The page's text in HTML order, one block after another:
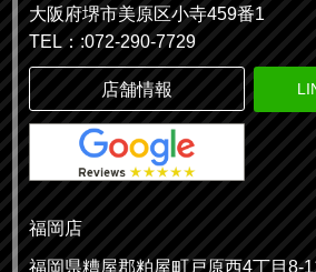
大阪府堺市美原区小寺459番1
TEL：:072-290-7729
店舗情報
福岡店
福岡県糟屋郡粕屋町戸原西4丁目8-